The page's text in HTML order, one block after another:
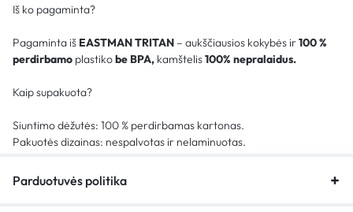
Iš ko pagaminta?
Pagaminta iš EASTMAN TRITAN – aukščiausios kokybės ir100 %
perdirbamo plastikobe BPA, kamštelis100% nepralaidus.
Kaip supakuota?
Siuntimo dėžutės: 100 % perdirbamas kartonas.
Pakuotės dizainas: nespalvotas ir nelaminuotas.
Parduotuvės politika